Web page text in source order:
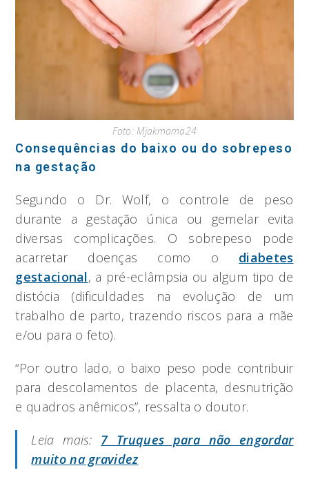
Foto: Mjakmama24
Consequências do baixo ou do sobrepeso
na gestação
Segundo o Dr. Wolf, o controle de peso
durante a gestação única ou gemelar evita
diversas complicações. O sobrepeso pode
acarretar doenças como o diabetes
gestacional, a pré-eclâmpsia ou algum tipo de
distócia (dificuldades na evolução de um
trabalho de parto, trazendo riscos para a mãe
e/ou para o feto).
“Por outro lado, o baixo peso pode contribuir
para descolamentos de placenta, desnutrição
e quadros anêmicos”, ressalta o doutor.
Leia mais: 7 Truques para não engordar
muito na gravidez